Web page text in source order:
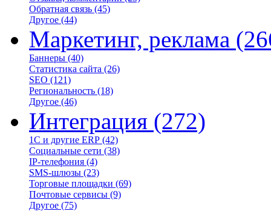
Обратная связь (45)
Другое (44)
Маркетинг, реклама
Баннеры (40)
Статистика сайта (26)
SEO (121)
Региональность (18)
Другое (46)
Интеграция (272)
1С и другие ERP (42)
Социальные сети (38)
IP-телефония (4)
SMS-шлюзы (23)
Торговые площадки (69)
Почтовые сервисы (9)
Другое (75)